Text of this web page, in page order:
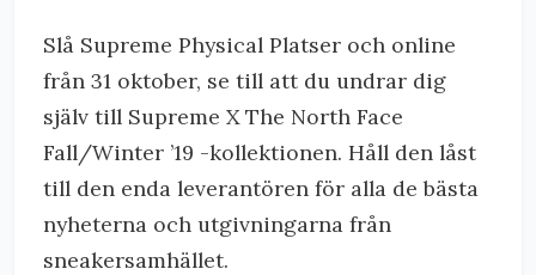
Slå Supreme Physical Platser och online
från 31 oktober, se till att du undrar dig
själv till Supreme X The North Face
Fall/Winter ’19 -kollektionen. Håll den låst
till den enda leverantören för alla de bästa
nyheterna och utgivningarna från
sneakersamhället.